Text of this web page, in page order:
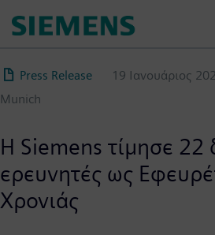
προς
κυρίως
περιεχόμενο
Press Release 19 Ιανουάριος
Munich
Η Siemens τίμησε 22
ερευνητές ως
Χρονιάς